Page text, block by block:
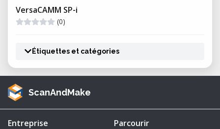
VersaCAMM SP-i
(0)
Étiquettes et catégories
ScanAndMake
Entreprise Parcourir